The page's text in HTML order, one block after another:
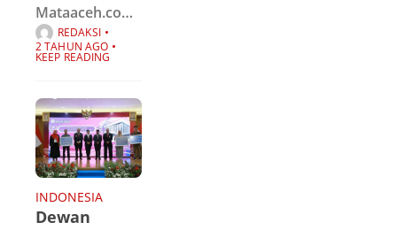
Mataaceh.com
| Kantor
Perwakilan
Lhokseumawe
bersama
Cabang Dinas
Pendidikan
Wilayah Kota
Lhokseumawe
REDAKSI
2 TAHUN AGO
KEEP READING
INDONESIA
Dewan